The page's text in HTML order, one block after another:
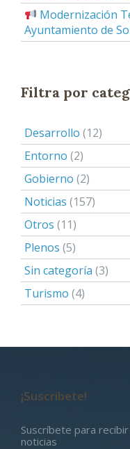
Modernización
Ayuntamiento de
Filtra por
Desarrollo (12)
Entorno (2)
Gobierno (2)
Noticias (157)
Otros (11)
Plenos (5)
Sin categoría (3)
Turismo (4)
¡Suscríbete!
Suscríbete para
noticias